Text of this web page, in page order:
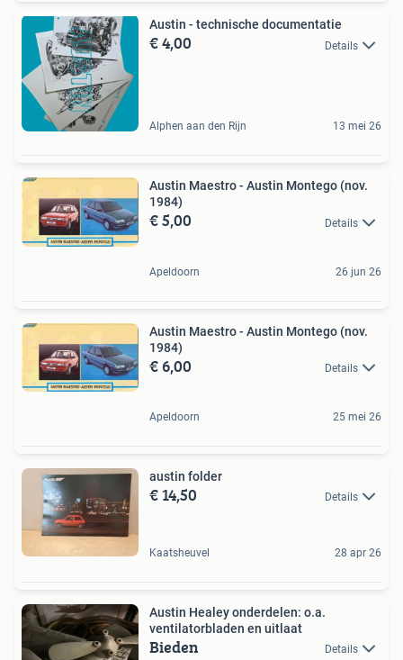
Austin - technische documentatie
€ 4,00 Details
Alphen aan den Rijn 13 mei 26
Austin Maestro - Austin Montego (nov.
1984)
€ 5,00 Details
Apeldoorn 26 jun 26
Austin Maestro - Austin Montego (nov.
1984)
€ 6,00 Details
Apeldoorn 25 mei 26
austin folder
€ 14,50 Details
Kaatsheuvel 28 apr 26
Austin Healey onderdelen: o.a.
ventilatorbladen en uitlaat
Bieden Details